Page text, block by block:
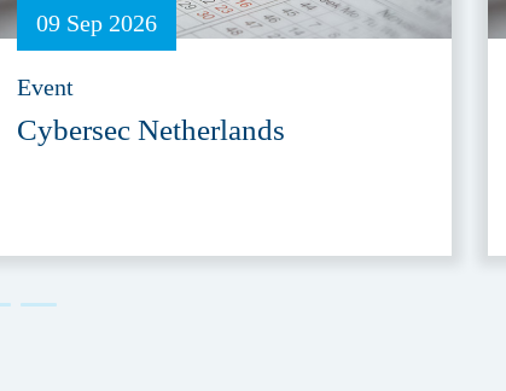
09 Sep 2026
Event
Cybersec Netherlands